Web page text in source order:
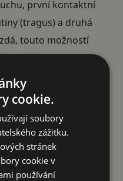
první kontaktní
(tragus) a druhá
touto možností
vědci zabývali a
cookie.
soubory
zážitku.
stránek
cookie v
používání